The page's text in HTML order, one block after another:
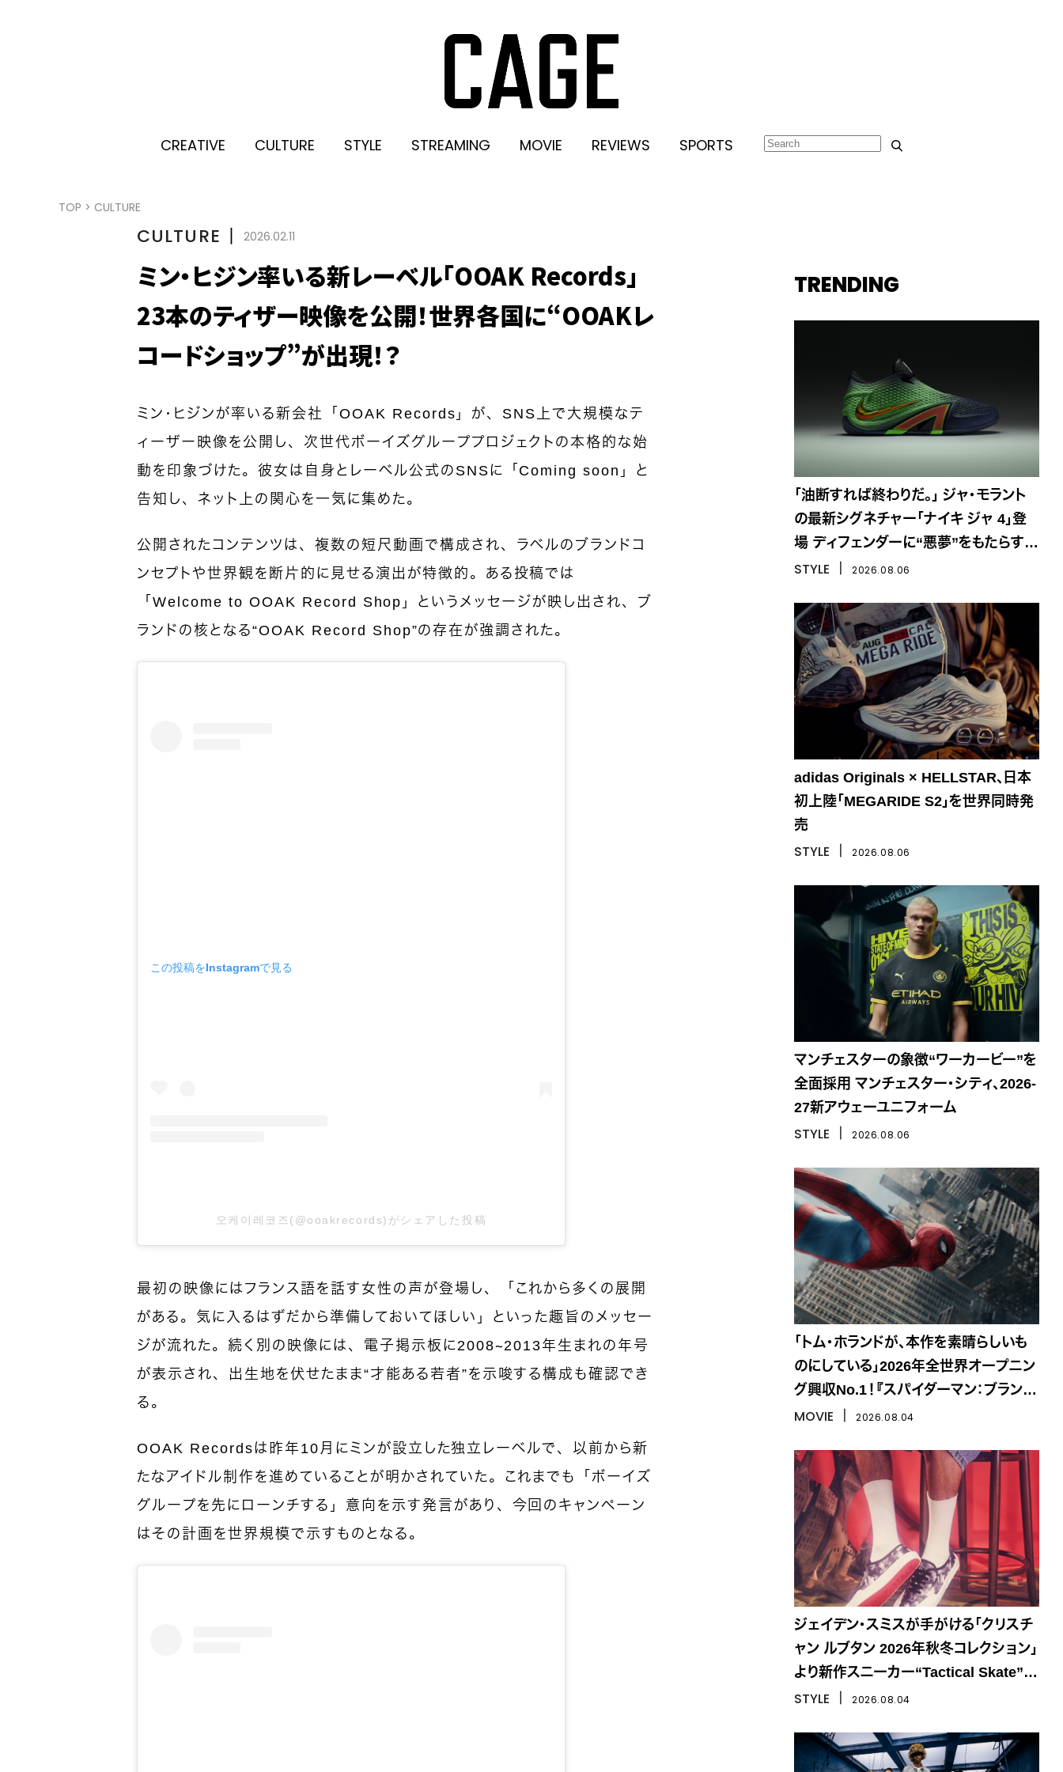
CREATIVE CULTURE STYLE STREAMING MOVIE REVIEWS SPORTS
TOP > CULTURE
CULTURE 丨 2026.02.11
ミン・ヒジン率いる新レーベル「OOAK Records」
23本のティザー映像を公開！世界各国に“OOAKレ
コードショップ”が出現！？
ミン・ヒジンが率いる新会社「OOAK Records」が、SNS上で大規模なテ
ィーザー映像を公開し、次世代ボーイズグループプロジェクトの本格的な始
動を印象づけた。彼女は自身とレーベル公式のSNSに「Coming soon」と
告知し、ネット上の関心を一気に集めた。
公開されたコンテンツは、複数の短尺動画で構成され、ラベルのブランドコ
ンセプトや世界観を断片的に見せる演出が特徴的。ある投稿では
「Welcome to OOAK Record Shop」というメッセージが映し出され、ブ
ランドの核となる“OOAK Record Shop”の存在が強調された。
この投稿をInstagramで見る
오케이레코즈(@ooakrecords)がシェアした投稿
最初の映像にはフランス語を話す女性の声が登場し、「これから多くの展開
がある。気に入るはずだから準備しておいてほしい」といった趣旨のメッセー
ジが流れた。続く別の映像には、電子掲示板に2008〜2013年生まれの年号
が表示され、出生地を伏せたまま“才能ある若者”を示唆する構成も確認でき
る。
OOAK Recordsは昨年10月にミンが設立した独立レーベルで、以前から新
たなアイドル制作を進めていることが明かされていた。これまでも「ボーイズ
グループを先にローンチする」意向を示す発言があり、今回のキャンペーン
はその計画を世界規模で示すものとなる。
TRENDING
「油断すれば終わりだ。」 ジャ・モラント
の最新シグネチャー「ナイキ ジャ 4」登
場 ディフェンダーに“悪夢”をもたらす一
足
STYLE 2026.08.06
adidas Originals × HELLSTAR、日本
初上陸「MEGARIDE S2」を世界同時発
売
STYLE 2026.08.06
マンチェスターの象徴“ワーカービー”を
全面採用 マンチェスター・シティ、2026-
27新アウェーユニフォーム
STYLE 2026.08.06
「トム・ホランドが、本作を素晴らしいも
のにしている」2026年全世界オープニン
グ興収No.1！『スパイダーマン：ブラン
ド・ニュー・デイ』
MOVIE 2026.08.04
ジェイデン・スミスが手がける「クリスチ
ャン ルブタン 2026年秋冬コレクション」
より新作スニーカー“Tactical Skate”が
登場
STYLE 2026.08.04